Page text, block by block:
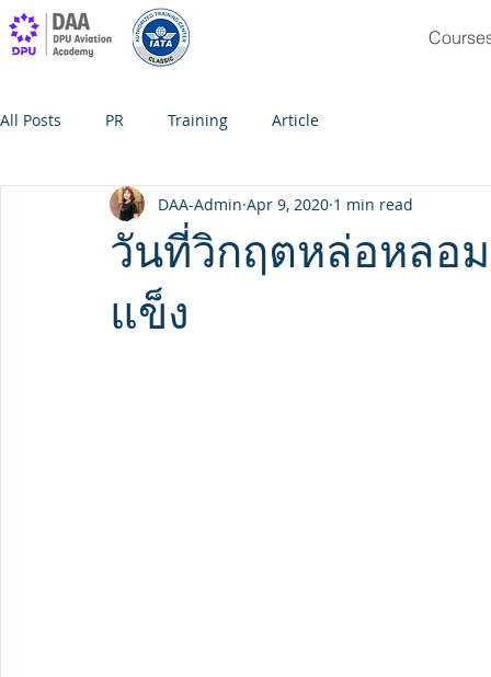
All Posts PR Training Article
วันที่วิกฤตหล่อหลอ
แข็ง
DAA-Admin Apr 9, 2020 1 min read